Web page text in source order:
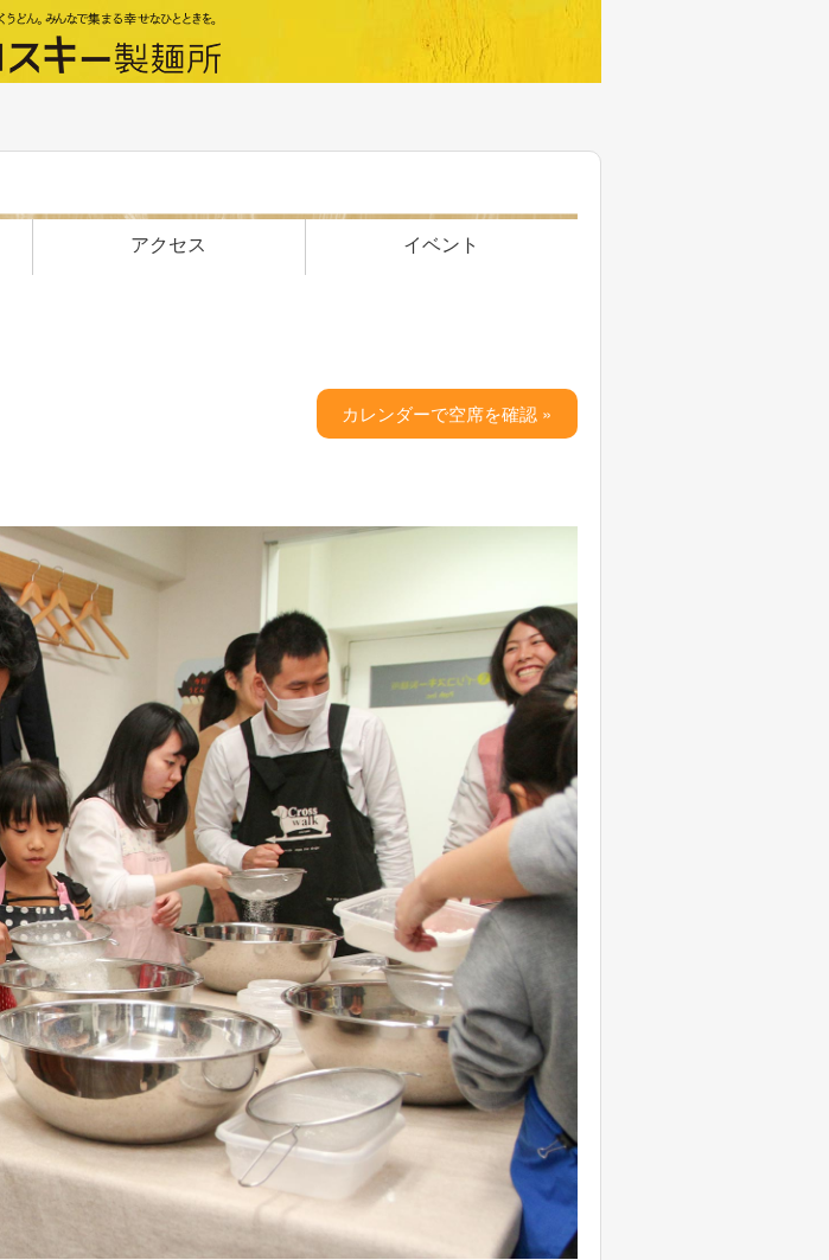
アクセス イベント
カレンダーで空席を確認 »